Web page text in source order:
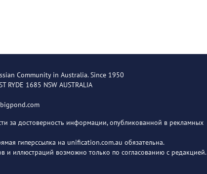
Community in Australia. Since 1950
RYDE 1685 NSW AUSTRALIA
за достоверность информации, опубликованной в рекламных
гиперссылка на unification.com.au обязательна.
и иллюстраций возможно только по согласованию с редакцией.